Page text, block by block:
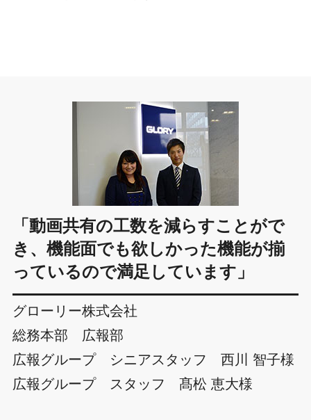
「動画共有の工数を減らすことがで
き、機能面でも欲しかった機能が揃
っているので満足しています」
グローリー株式会社
総務本部 広報部
広報グループ シニアスタッフ 西川 智子様
広報グループ スタッフ 髙松 恵大様